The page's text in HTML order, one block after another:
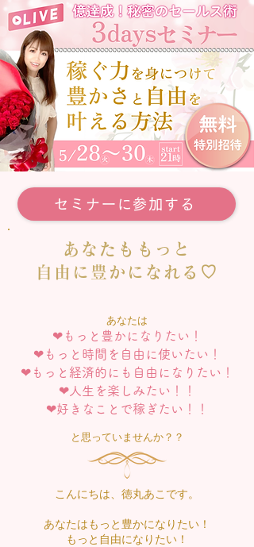
セミナーに参加する
あなたももっと
自由に豊かになれる♡
あなたは
❤︎もっと豊かになりたい！
❤︎もっと時間を自由に使いたい！
❤︎もっと経済的にも自由になりたい！
❤︎人生を楽しみたい！！
❤︎​好きなことで稼ぎたい！！
と思っていませんか？？
こんにちは、徳丸あこです。
あなたはもっと豊かになりたい！
もっと自由になりたい！